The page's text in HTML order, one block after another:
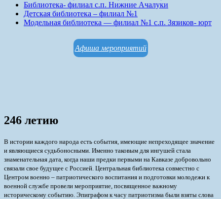
Библиотека- филиал с.п. Нижние Ачалуки
Детская библиотека – филиал №1
Модельная библиотека — филиал №1 с.п. Зязиков- юрт
Афиша мероприятий
246 летию
В истории каждого народа есть события, имеющие непреходящее значение
и являющиеся судьбоносными. Именно таковым для ингушей стала
знаменательная дата, когда наши предки первыми на Кавказе добровольно
связали свое будущее с Россией. Центральная библиотека совместно с
Центром военно – патриотического воспитания и подготовки молодежи к
военной службе провели мероприятие, посвященное важному
историческому событию. Эпиграфом к часу патриотизма были взяты слова